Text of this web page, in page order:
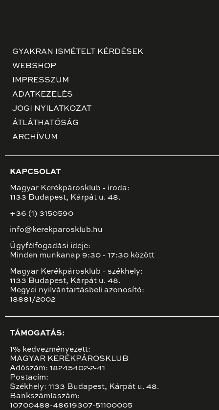
GYAKRAN ISMÉTELT KÉRDÉSEK
WEBSHOP
IMPRESSZUM
ADATKEZELÉS
JOGI NYILATKOZAT
ÁTLÁTHATÓSÁG
ARCHÍVUM
KAPCSOLAT
Magyar Kerékpárosklub - iroda:
1133 Budapest, Kárpát u. 48.
+36 (1) 3150590
info@kerekparosklub.hu
Ügyfélfogadási ideje:
Minden munkanap 9:30 - 17:30 között
Magyar Kerékpárosklub - székhely:
1133 Budapest, Kárpát u. 48.
Megyei nyilvántartásbeli azonosító:
18881/2002
TÁMOGATÁS:
1% kedvezményezett:
MAGYAR KERÉKPÁROSKLUB
Adószám: 18245402-2-41
Postacím:
Székhely: 1133 Budapest, Kárpát u. 48.
Bankszámlaszám:
10700488-48619307-51100005